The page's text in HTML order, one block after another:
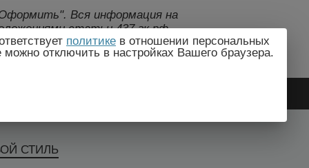
Вся информация на
статьи 437 гк рф.,
без предварительного
СТИЛЬ
политике в отношении персональных
отключить в настройках Вашего браузера.